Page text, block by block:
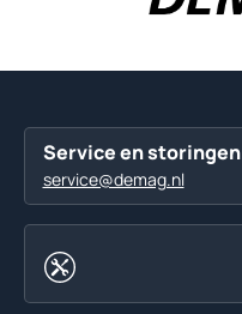
Service en storingen
service@demag.nl